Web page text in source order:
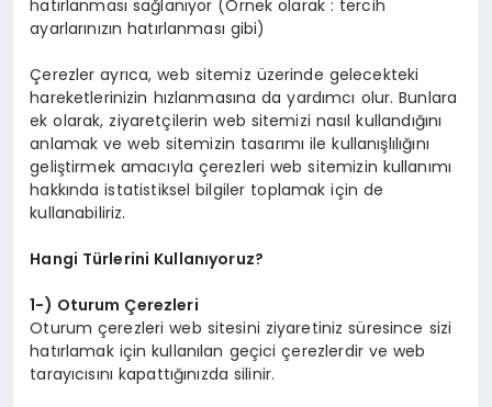
hatırlanması sağlanıyor (Örnek olarak : tercih
ayarlarınızın hatırlanması gibi)
Çerezler ayrıca, web sitemiz üzerinde gelecekteki
hareketlerinizin hızlanmasına da yardımcı olur. Bunlara
ek olarak, ziyaretçilerin web sitemizi nasıl kullandığını
anlamak ve web sitemizin tasarımı ile kullanışlılığını
geliştirmek amacıyla çerezleri web sitemizin kullanımı
hakkında istatistiksel bilgiler toplamak için de
kullanabiliriz.
Hangi Türlerini Kullanıyoruz?
1-) Oturum Çerezleri
Oturum çerezleri web sitesini ziyaretiniz süresince sizi
hatırlamak için kullanılan geçici çerezlerdir ve web
tarayıcısını kapattığınızda silinir.